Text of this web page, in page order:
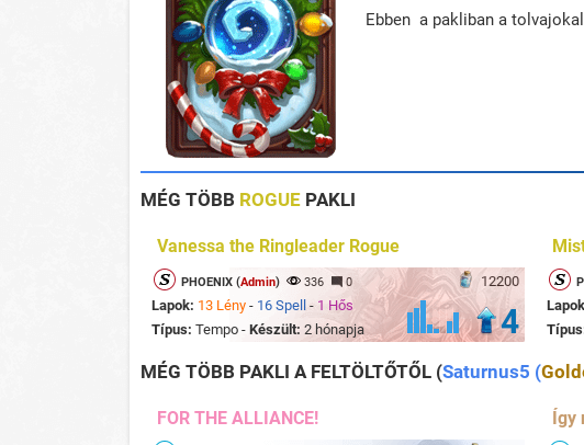
Ebben a pakliban a
MÉG TÖBB ROGUE PAKLI
Vanessa the Ringleader Rogue
12200
PHOENIX (Admin) 336 0
Lapok: 13 Lény - 16 Spell - 1 Hős
Típus: Tempo - Készült: 2 hónapja 4
MÉG TÖBB PAKLI A FELTÖLTŐTŐL (Saturnus5 (
FOR THE ALLIANCE! Így